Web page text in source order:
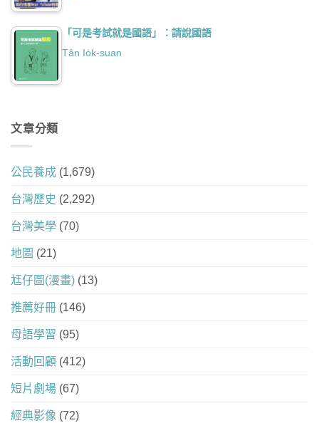
「可是考試就是國語」：請說國語
Tân Io̍k-suan
文章分類
公民養成 (1,679)
台灣歷史 (2,292)
台灣美學 (70)
地圖 (21)
尪仔圖(漫畫) (13)
推薦好冊 (146)
母語學習 (95)
活動回顧 (412)
短片劇場 (67)
經典影像 (72)